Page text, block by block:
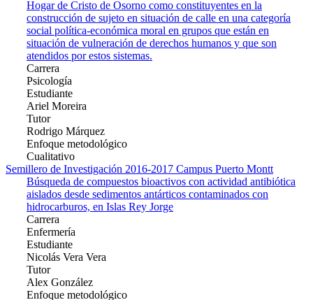
Hogar de Cristo de Osorno como constituyentes en la
construcción de sujeto en situación de calle en una categoría
social política-económica moral en grupos que están en
situación de vulneración de derechos humanos y que son
atendidos por estos sistemas.
Carrera
Psicología
Estudiante
Ariel Moreira
Tutor
Rodrigo Márquez
Enfoque metodológico
Cualitativo
Semillero de Investigación 2016-2017 Campus Puerto Montt
Búsqueda de compuestos bioactivos con actividad antibiótica
aislados desde sedimentos antárticos contaminados con
hidrocarburos, en Islas Rey Jorge
Carrera
Enfermería
Estudiante
Nicolás Vera Vera
Tutor
Alex González
Enfoque metodológico